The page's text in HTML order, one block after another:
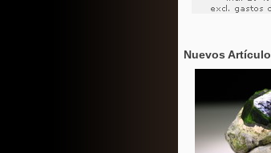
Nuevos Artículo